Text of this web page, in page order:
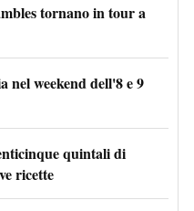
tornano in tour a
nel weekend dell'8 e 9
quintali di
ricette